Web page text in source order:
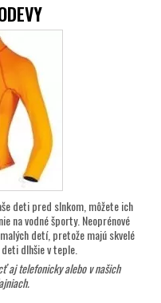
deti pred slnkom, môžete ich
na vodné športy. Neoprénové
detí, pretože majú skvelé
dlhšie v teple.
aj telefonicky alebo v našich